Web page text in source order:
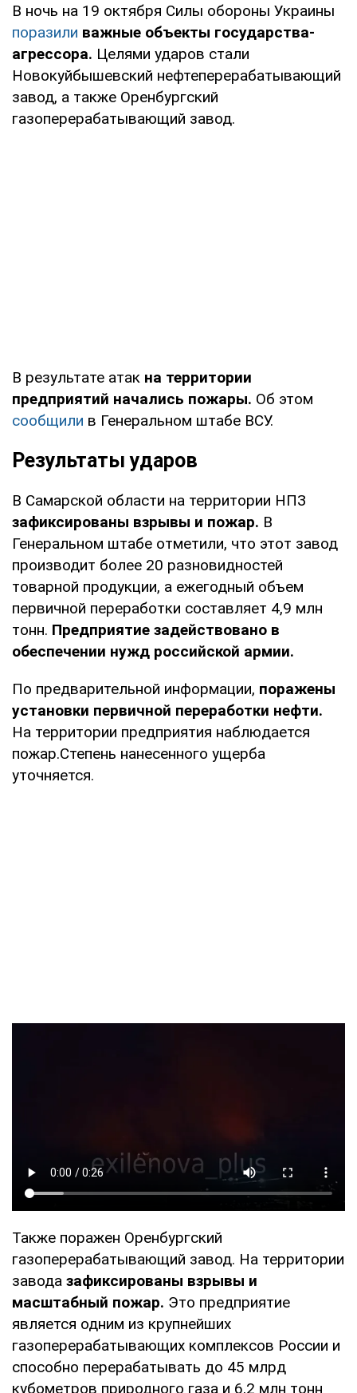
В ночь на 19 октября Силы обороны Украины
поразили важные объекты государства-
агрессора. Целями ударов стали
Новокуйбышевский нефтеперерабатывающий
завод, а также Оренбургский
газоперерабатывающий завод.
В результате атак на территории
предприятий начались пожары. Об этом
сообщили в Генеральном штабе ВСУ.
Результаты ударов
В Самарской области на территории НПЗ
зафиксированы взрывы и пожар. В
Генеральном штабе отметили, что этот завод
производит более 20 разновидностей
товарной продукции, а ежегодный объем
первичной переработки составляет 4,9 млн
тонн. Предприятие задействовано в
обеспечении нужд российской армии.
По предварительной информации, поражены
установки первичной переработки нефти.
На территории предприятия наблюдается
пожар.Степень нанесенного ущерба
уточняется.
Также поражен Оренбургский
газоперерабатывающий завод. На территории
завода зафиксированы взрывы и
масштабный пожар. Это предприятие
является одним из крупнейших
газоперерабатывающих комплексов России и
способно перерабатывать до 45 млрд
кубометров природного газа и 6,2 млн тонн